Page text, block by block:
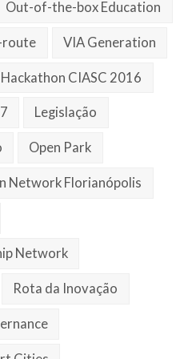
Out-of-the-box Education
VIA Generation
Hackathon CIASC 2016
Legislação
Open Park
Network Florianópolis
Network
Rota da Inovação